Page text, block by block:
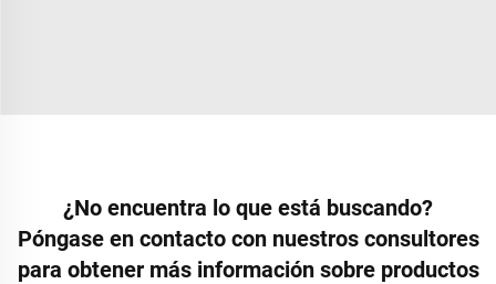
¿No encuentra lo que está buscando?
Póngase en contacto con nuestros consultores
para obtener más información sobre productos